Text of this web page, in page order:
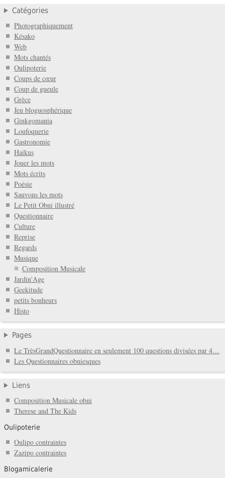
Catégories
Photographiquement
Késako
Web
Mots chantés
Oulipoterie
Coups de cœur
Coup de gueule
Grèce
Jeu bloguosphérique
Ginkgomania
Loufoquerie
Gastronomie
Haïkus
Jouer les mots
Mots écrits
Poésie
Sauvons les mots
Le Petit Obni illustré
Questionnaire
Culture
Reprise
Regards
Musique
Composition Musicale
Jardin'Age
Geekitude
petits bonheurs
Histo
Pages
Le TrèsGrandQuestionnaire en seulement 100 questions divisées par 4…
Les Questionnaires obniesques
Liens
Composition Musicale obni
Therese and The Kids
Oulipoterie
Oulipo contraintes
Zazipo contraintes
Blogamicalerie